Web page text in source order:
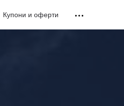
Купони и оферти